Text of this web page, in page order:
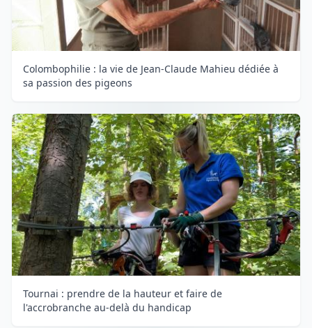
Colombophilie : la vie de Jean-Claude Mahieu dédiée à
sa passion des pigeons
Tournai : prendre de la hauteur et faire de
l'accrobranche au-delà du handicap